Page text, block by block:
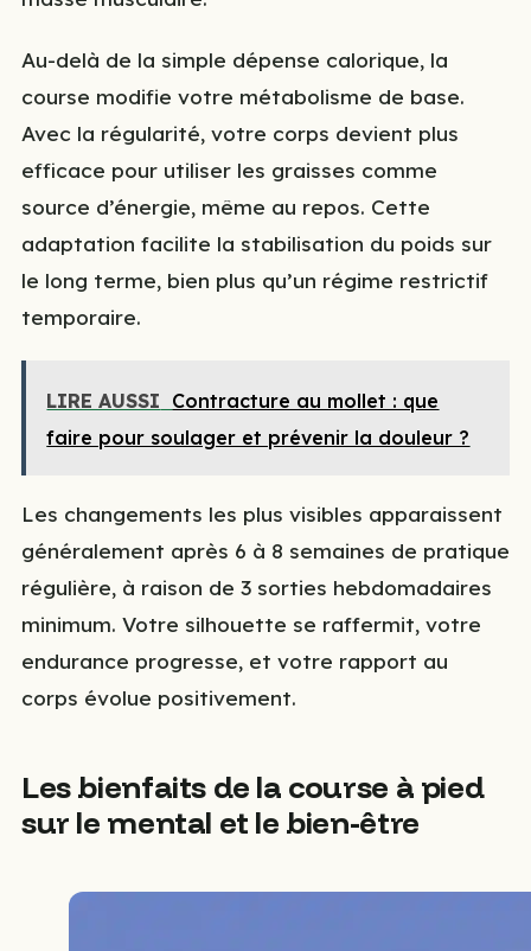
Au-delà de la simple dépense calorique, la
course modifie votre métabolisme de base.
Avec la régularité, votre corps devient plus
efficace pour utiliser les graisses comme
source d’énergie, même au repos. Cette
adaptation facilite la stabilisation du poids sur
le long terme, bien plus qu’un régime restrictif
temporaire.
LIRE AUSSI Contracture au mollet : que
faire pour soulager et prévenir la douleur ?
Les changements les plus visibles apparaissent
généralement après 6 à 8 semaines de pratique
régulière, à raison de 3 sorties hebdomadaires
minimum. Votre silhouette se raffermit, votre
endurance progresse, et votre rapport au
corps évolue positivement.
Les bienfaits de la course à pied
sur le mental et le bien-être